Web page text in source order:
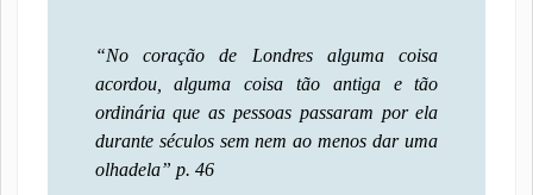
“No coração de Londres alguma coisa
acordou, alguma coisa tão antiga e tão
ordinária que as pessoas passaram por ela
durante séculos sem nem ao menos dar uma
olhadela” p. 46